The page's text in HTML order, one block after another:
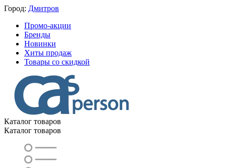
Город: Дмитров
Промо-акции
Бренды
Новинки
Хиты продаж
Товары со скидкой
Каталог товаров
Каталог товаров